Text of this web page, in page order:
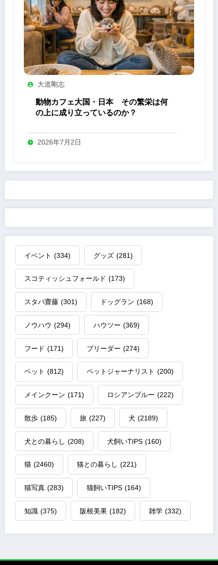
大道剛志
動物カフェ大国・日本 その繁栄は何
の上に成り立っているのか？
2026年7月2日
イベント (334) グッズ (281)
スコティッシュフォールド (173)
スタパ齋藤 (301) ドッグラン (168)
ノウハウ (294) ハウツー (369)
フード (171) ブリーダー (274)
ペット (812) ペットジャーナリスト (200)
メインクーン (171) ロシアンブルー (222)
散歩 (185) 旅 (227) 犬 (2189)
犬との暮らし (208) 犬飼いTIPS (160)
猫 (2460) 猫との暮らし (221)
猫写真 (283) 猫飼いTIPS (164)
知識 (375) 阪根美果 (182) 雑学 (332)